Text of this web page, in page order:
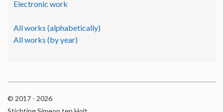
Electronic work
All works (alphabetically)
All works (by year)
© 2017 - 2026